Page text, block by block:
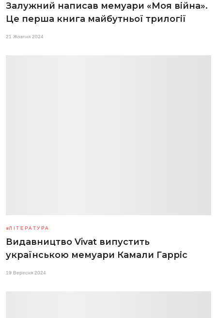
Залужний написав мемуари «Моя війна».
Це перша книга майбутньої трилогії
21 Жовтня 2024
ЛІТЕРАТУРА
Видавництво Vivat випустить
українською мемуари Камали Гарріс
19 Вересня 2024